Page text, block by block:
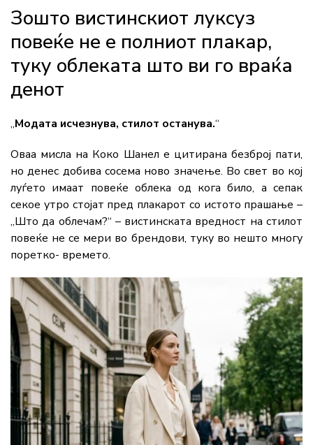
Зошто вистинскиот луксуз
повеќе не е полниот плакар,
туку облеката што ви го враќа
денот
„Модата исчезнува, стилот останува.“
Оваа мисла на Коко Шанел е цитирана безброј пати,
но денес добива сосема ново значење. Во свет во кој
луѓето имаат повеќе облека од кога било, а сепак
секое утро стојат пред плакарот со истото прашање –
„Што да облечам?“ – вистинската вредност на стилот
повеќе не се мери во брендови, туку во нешто многу
поретко- времето.